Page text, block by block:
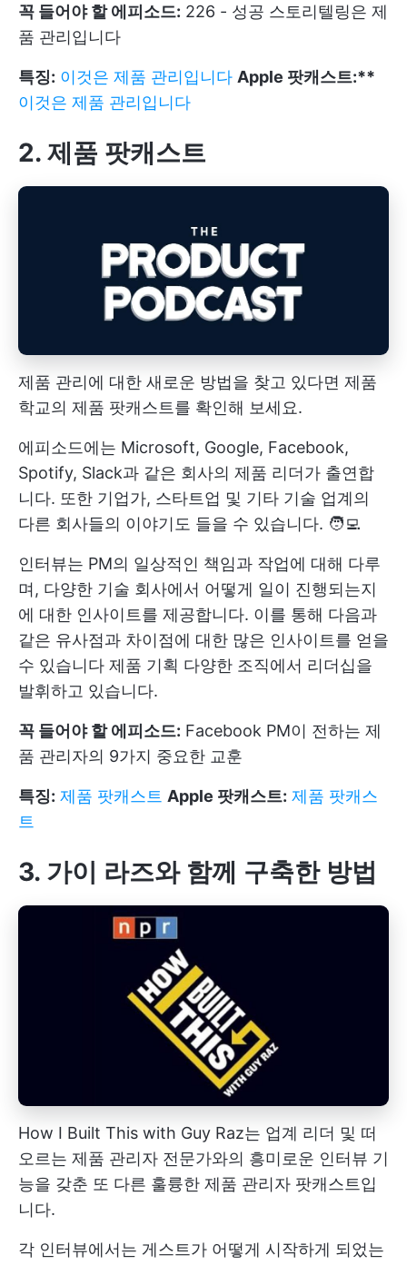
꼭 들어야 할 에피소드: 226 - 성공 스토리텔링은 제
품 관리입니다
특징: 이것은 제품 관리입니다 Apple 팟캐스트:**
이것은 제품 관리입니다
2. 제품 팟캐스트
제품 관리에 대한 새로운 방법을 찾고 있다면 제품
학교의 제품 팟캐스트를 확인해 보세요.
에피소드에는 Microsoft, Google, Facebook,
Spotify, Slack과 같은 회사의 제품 리더가 출연합
니다. 또한 기업가, 스타트업 및 기타 기술 업계의
다른 회사들의 이야기도 들을 수 있습니다. 🧑‍💻
인터뷰는 PM의 일상적인 책임과 작업에 대해 다루
며, 다양한 기술 회사에서 어떻게 일이 진행되는지
에 대한 인사이트를 제공합니다. 이를 통해 다음과
같은 유사점과 차이점에 대한 많은 인사이트를 얻을
수 있습니다 제품 기획 다양한 조직에서 리더십을
발휘하고 있습니다.
꼭 들어야 할 에피소드: Facebook PM이 전하는 제
품 관리자의 9가지 중요한 교훈
특징: 제품 팟캐스트 Apple 팟캐스트: 제품 팟캐스
트
3. 가이 라즈와 함께 구축한 방법
How I Built This with Guy Raz는 업계 리더 및 떠
오르는 제품 관리자 전문가와의 흥미로운 인터뷰 기
능을 갖춘 또 다른 훌륭한 제품 관리자 팟캐스트입
니다.
각 인터뷰에서는 게스트가 어떻게 시작하게 되었는